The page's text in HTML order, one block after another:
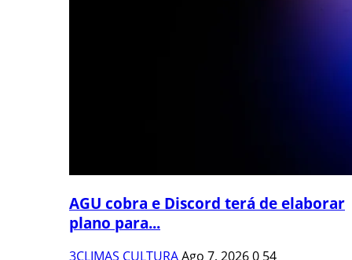
AGU cobra e Discord terá de elaborar
plano para...
3CLIMAS CULTURAAgo 7, 20260 54